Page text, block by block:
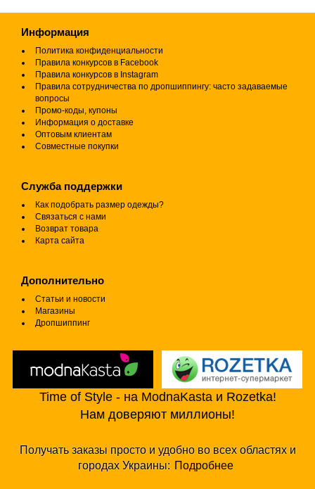
Информация
Политика конфиденциальности
Правила конкурсов в Facebook
Правила конкурсов в Instagram
Правила сотрудничества по дропшиппингу: часто задаваемые
вопросы
Промо-коды, купоны
Информация о доставке
Оптовым клиентам
Совместные покупки
Служба поддержки
Как подобрать размер одежды?
Связаться с нами
Возврат товара
Карта сайта
Дополнительно
Статьи и новости
Магазины
Дропшиппинг
Time of Style - на ModnaKasta и Rozetka!
Нам доверяют миллионы!
Получать заказы просто и удобно во всех областях и
городах Украины: Подробнее